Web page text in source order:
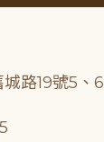
路19號5、6